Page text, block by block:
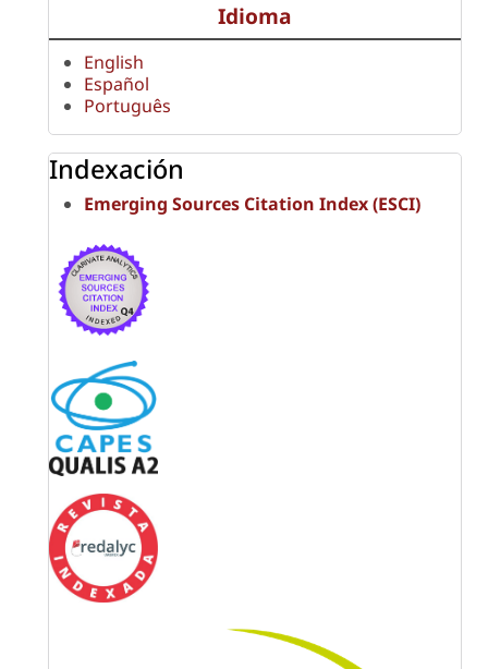
Idioma
English
Español
Português
Indexación
Emerging Sources Citation Index (ESCI)